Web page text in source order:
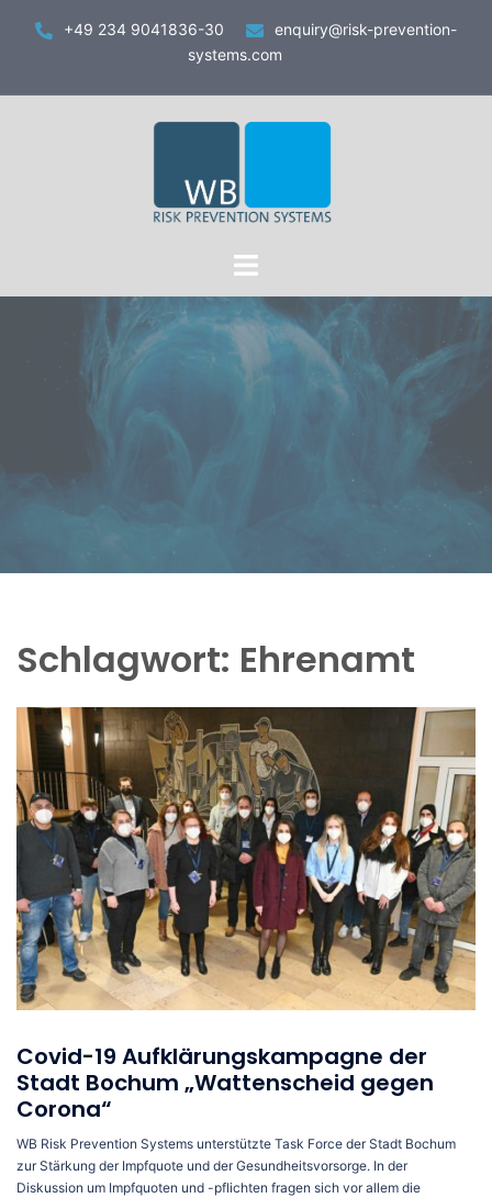
Inhalt
+49 234 9041836-30
enquiry@risk-prevention-
systems.com
Toggle
Schlagwort: Ehrenamt
Covid-19 Aufklärungskampagne der
Stadt Bochum „Wattenscheid gegen
Corona“
WB Risk Prevention Systems unterstützte Task Force der Stadt Bochum
zur Stärkung der Impfquote und der Gesundheitsvorsorge. In der
Diskussion um Impfquoten und -pflichten fragen sich vor allem die